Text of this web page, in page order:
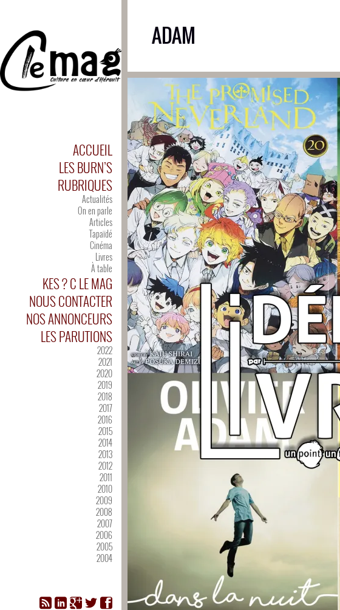
ACCUEIL
LES BURN’S
RUBRIQUES
Actualités
On en parle
Articles
Tapaïdé
Cinéma
Livres
À table
KES ? C LE MAG
NOUS CONTACTER
NOS ANNONCEURS
LES PARUTIONS
2022
2021
2020
2019
2018
2017
2016
2015
2014
2013
2012
2011
2010
2009
2008
2007
2006
2005
2004
ADAM